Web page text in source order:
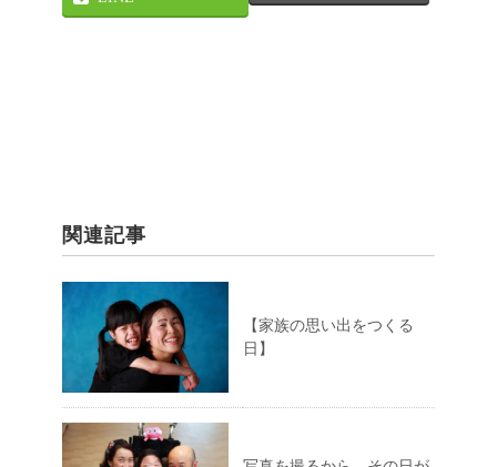
関連記事
【家族の思い出をつくる
日】